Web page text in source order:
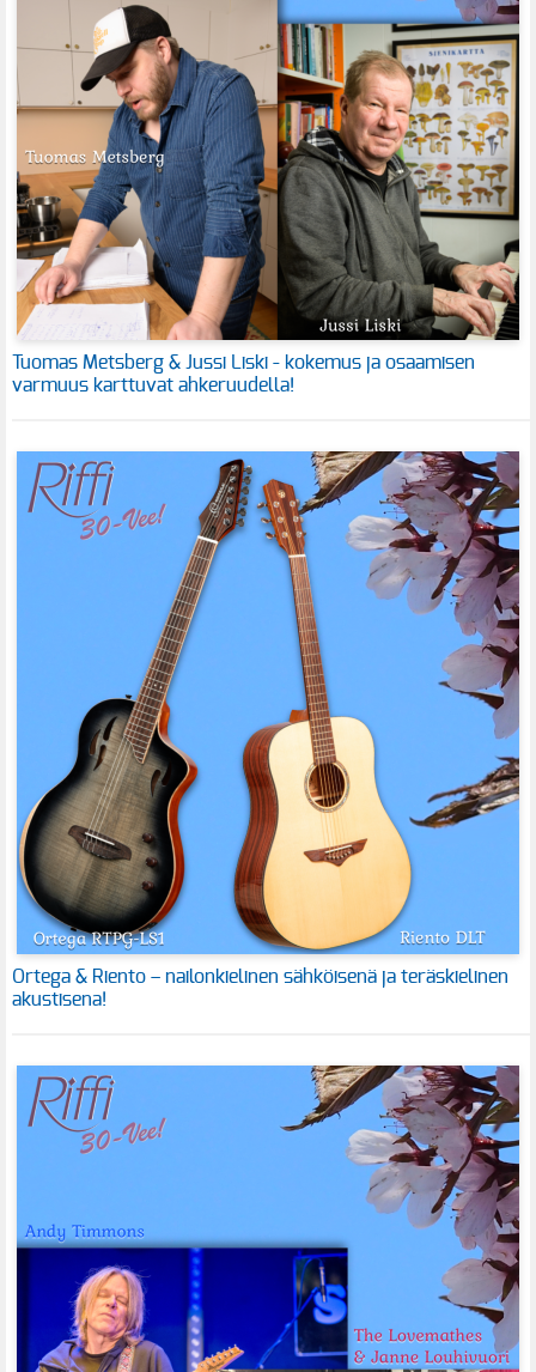
Tuomas Metsberg & Jussi Liski - kokemus ja osaamisen
varmuus karttuvat ahkeruudella!
Ortega & Riento – nailonkielinen sähköisenä ja teräskielinen
akustisena!